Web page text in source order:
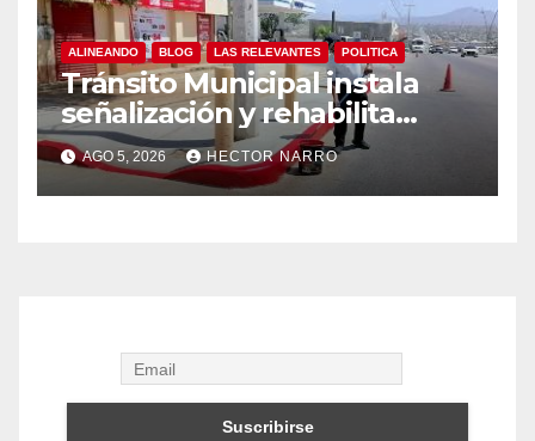
ALINEANDO BLOG LAS RELEVANTES POLITICA
Tránsito Municipal instala
señalización y rehabilita
cruces peatonales en Los
Cabos
AGO 5, 2026 HECTOR NARRO